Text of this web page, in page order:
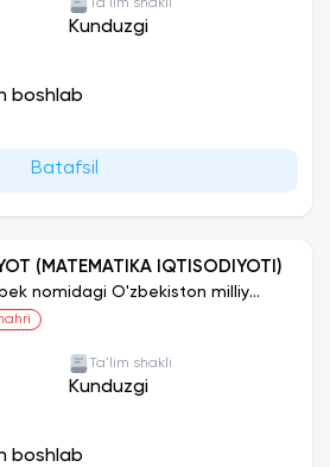
Ta'lim shakli
Kunduzgi
boshlab
Batafsil
(MATEMATIKA IQTISODIYOTI)
nomidagi O'zbekiston milliy
Ta'lim shakli
Kunduzgi
boshlab